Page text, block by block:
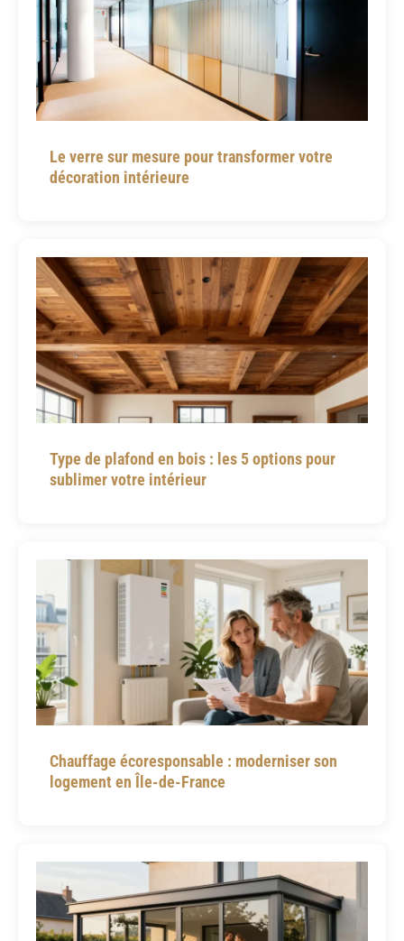
Le verre sur mesure pour transformer votre
décoration intérieure
Type de plafond en bois : les 5 options pour
sublimer votre intérieur
Chauffage écoresponsable : moderniser son
logement en Île-de-France